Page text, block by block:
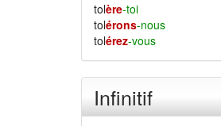
tolère-toi
tolérons-nous
tolérez-vous
Infinitif